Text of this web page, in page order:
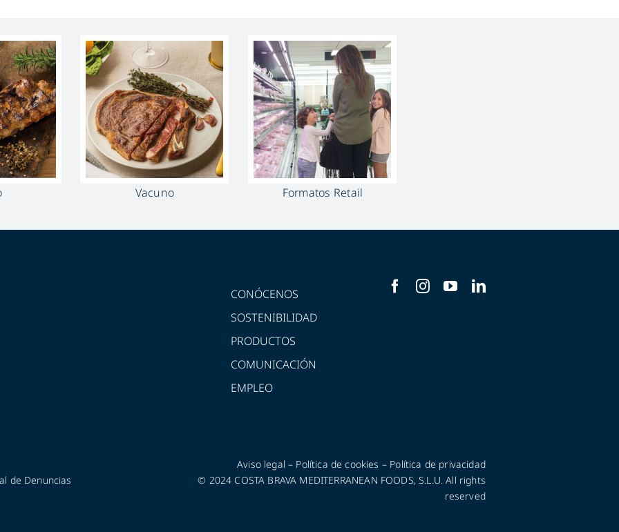
Vacuno Formatos Retail
CONÓCENOS
SOSTENIBILIDAD
PRODUCTOS
COMUNICACIÓN
EMPLEO
de Denuncias
Aviso legal – Política de cookies – Política de privacidad
© 2024 COSTA BRAVA MEDITERRANEAN FOODS, S.L.U. All rights
reserved